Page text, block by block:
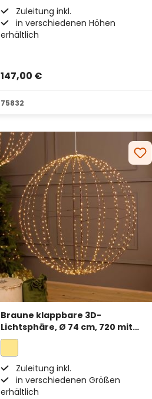
Zuleitung inkl.
in verschiedenen Höhen
erhältlich
147,00 €
75832
Braune klappbare 3D-
Lichtsphäre, Ø 74 cm, 720 mit
hoher Dichte Licht warmweiße
Zuleitung inkl.
in verschiedenen Größen
erhältlich